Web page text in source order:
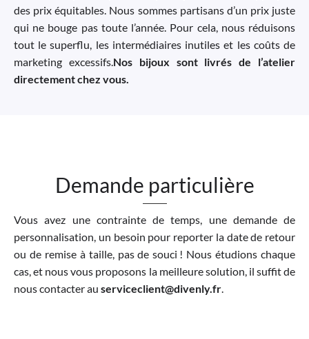
des prix équitables. Nous sommes partisans d’un prix juste
qui ne bouge pas toute l’année. Pour cela, nous réduisons
tout le superflu, les intermédiaires inutiles et les coûts de
marketing excessifs. Nos bijoux sont livrés de l’atelier
directement chez vous.
Demande particulière
Vous avez une contrainte de temps, une demande de
personnalisation, un besoin pour reporter la date de retour
ou de remise à taille, pas de souci ! Nous étudions chaque
cas, et nous vous proposons la meilleure solution, il suffit de
nous contacter au serviceclient@divenly.fr.